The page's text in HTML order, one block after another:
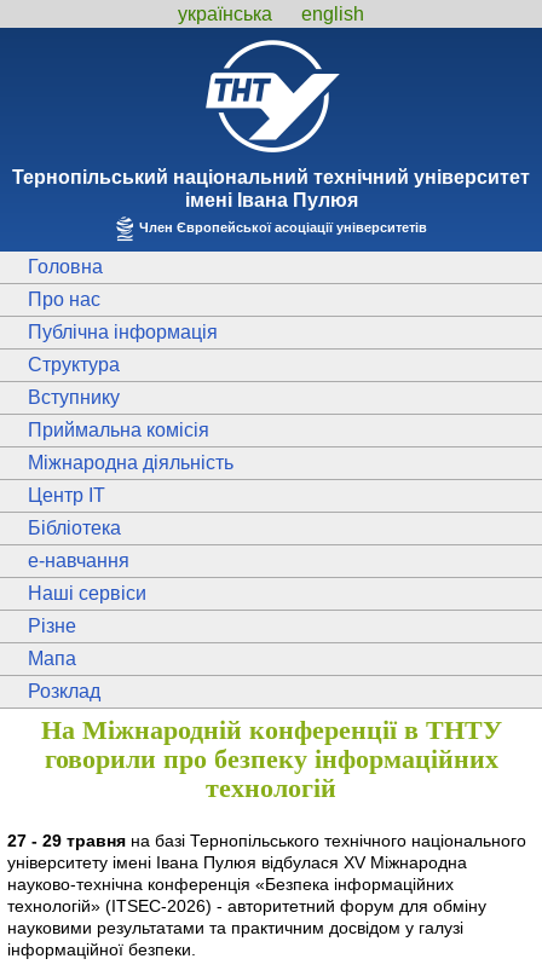
українська english
Тернопiльський національний технiчний унiверситет
iменi Iвана Пулюя
Член Європейської асоціації університетів
Головна
Про нас
Публічна інформація
Структура
Вступнику
Приймальна комісія
Міжнародна діяльність
Центр ІТ
Бібліотека
e-навчання
Наші сервіси
Різне
Мапа
Розклад
На Міжнародній конференції в ТНТУ
говорили про безпеку інформаційних
технологій
27 - 29 травня на базі Тернопільського технічного національного
університету імені Івана Пулюя відбулася XV Міжнародна
науково-технічна конференція «Безпека інформаційних
технологій» (ITSEC-2026) - авторитетний форум для обміну
науковими результатами та практичним досвідом у галузі
інформаційної безпеки.